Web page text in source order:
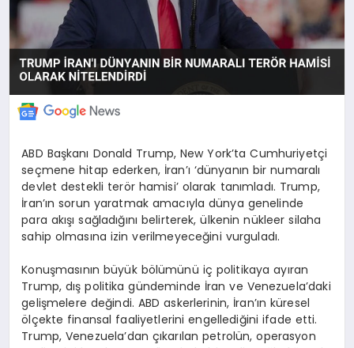
TEKNOLOJI
ABD Başkanı Donald Trump, New York’ta Cumhuriyetçi
seçmene hitap ederken, İran’ı ‘dünyanın bir numaralı
devlet destekli terör hamisi’ olarak tanımladı. Trump,
İran’ın sorun yaratmak amacıyla dünya genelinde
para akışı sağladığını belirterek, ülkenin nükleer silaha
sahip olmasına izin verilmeyeceğini vurguladı.
Konuşmasının büyük bölümünü iç politikaya ayıran
Trump, dış politika gündeminde İran ve Venezuela’daki
gelişmelere değindi. ABD askerlerinin, İran’ın küresel
ölçekte finansal faaliyetlerini engellediğini ifade etti.
Trump, Venezuela’dan çıkarılan petrolün, operasyon